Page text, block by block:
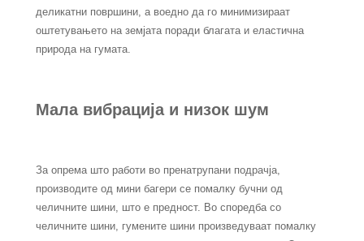
деликатни површини, а воедно да го минимизираат
оштетувањето на земјата поради благата и еластична
природа на гумата.
Мала вибрација и низок шум
За опрема што работи во пренатрупани подрачја,
производите од мини багери се помалку бучни од
челичните шини, што е предност. Во споредба со
челичните шини, гумените шини произведуваат помалку